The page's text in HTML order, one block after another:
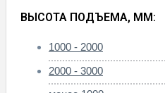
ВЫСОТА ПОДЪЕМА, ММ:
1000 - 2000
2000 - 3000